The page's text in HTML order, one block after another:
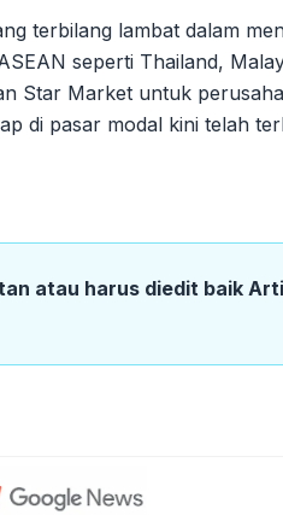
terbilang lambat dalam
seperti Thailand,
Star Market untuk
di pasar modal kini telah
atau harus diedit baik